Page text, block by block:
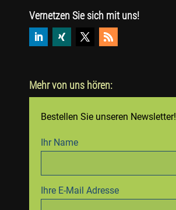
Vernetzen Sie sich mit uns!
Mehr von uns hören:
Bestellen Sie unseren Newsletter!
Ihr Name
Ihre E-Mail Adresse